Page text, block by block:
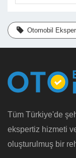
Otomobil
Tüm Türkiye'de
ekspertiz hizmeti
oluşturulmuş bir